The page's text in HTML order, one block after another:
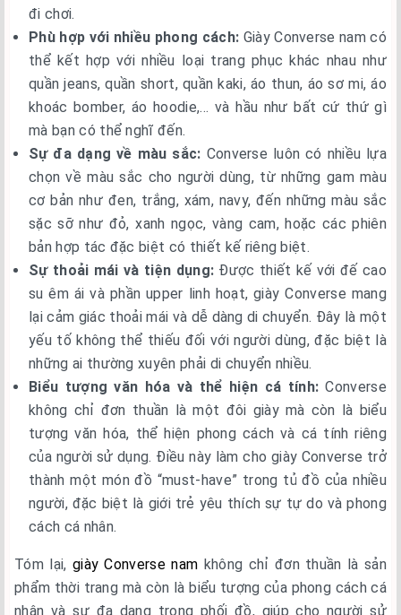
đi chơi.
Phù hợp với nhiều phong cách: Giày Converse nam có
thể kết hợp với nhiều loại trang phục khác nhau như
quần jeans, quần short, quần kaki, áo thun, áo sơ mi, áo
khoác bomber, áo hoodie,… và hầu như bất cứ thứ gì
mà bạn có thể nghĩ đến.
Sự đa dạng về màu sắc: Converse luôn có nhiều lựa
chọn về màu sắc cho người dùng, từ những gam màu
cơ bản như đen, trắng, xám, navy, đến những màu sắc
sặc sỡ như đỏ, xanh ngọc, vàng cam, hoặc các phiên
bản hợp tác đặc biệt có thiết kế riêng biệt.
Sự thoải mái và tiện dụng: Được thiết kế với đế cao
su êm ái và phần upper linh hoạt, giày Converse mang
lại cảm giác thoải mái và dễ dàng di chuyển. Đây là một
yếu tố không thể thiếu đối với người dùng, đặc biệt là
những ai thường xuyên phải di chuyển nhiều.
Biểu tượng văn hóa và thể hiện cá tính: Converse
không chỉ đơn thuần là một đôi giày mà còn là biểu
tượng văn hóa, thể hiện phong cách và cá tính riêng
của người sử dụng. Điều này làm cho giày Converse trở
thành một món đồ “must-have” trong tủ đồ của nhiều
người, đặc biệt là giới trẻ yêu thích sự tự do và phong
cách cá nhân.
Tóm lại, giày Converse nam không chỉ đơn thuần là sản
phẩm thời trang mà còn là biểu tượng của phong cách cá
nhân và sự đa dạng trong phối đồ, giúp cho người sử